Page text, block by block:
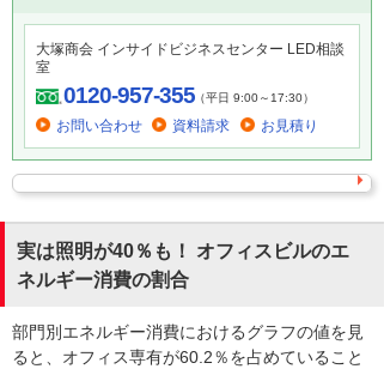
大塚商会 インサイドビジネスセンター LED相談
室
0120-957-355（平日 9:00～17:30）
お問い合わせ 資料請求 お見積り
実は照明が40％も！ オフィスビルのエ
ネルギー消費の割合
部門別エネルギー消費におけるグラフの値を見
ると、オフィス専有が60.2％を占めていること